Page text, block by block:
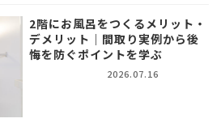
2階にお風呂をつくるメリット・
デメリット｜間取り実例から後
悔を防ぐポイントを学ぶ
2026.07.16